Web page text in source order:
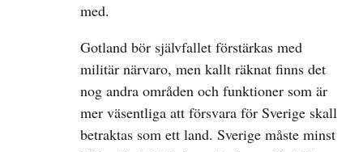
med.
Gotland bör självfallet förstärkas med
militär närvaro, men kallt räknat finns det
nog andra områden och funktioner som är
mer väsentliga att försvara för Sverige skall
betraktas som ett land. Sverige måste minst